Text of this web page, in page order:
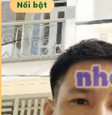
Nổi bật